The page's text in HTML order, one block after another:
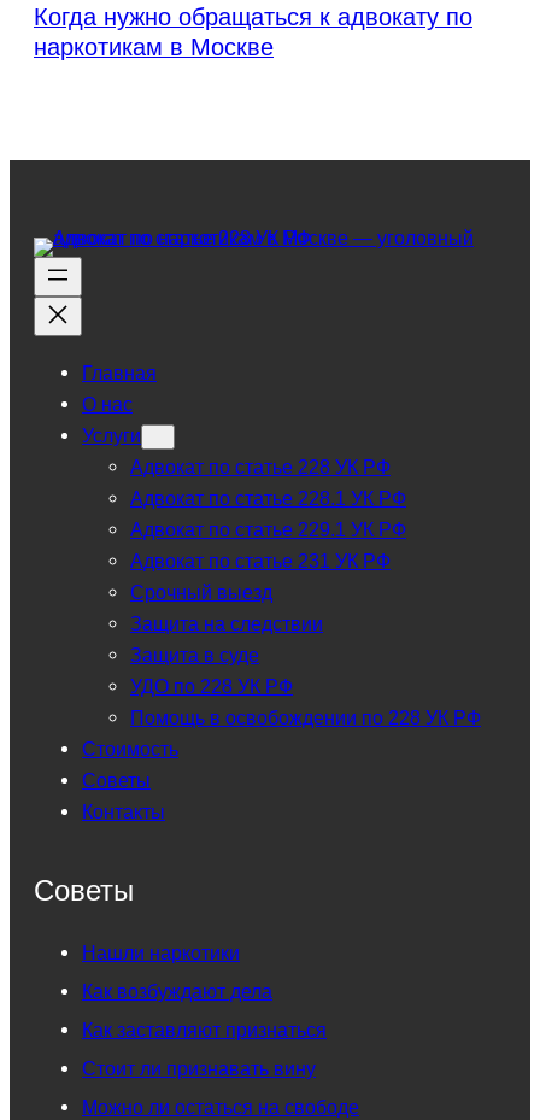
Когда нужно обращаться к адвокату по
наркотикам в Москве
Главная
О нас
Услуги
Адвокат по статье 228 УК РФ
Адвокат по статье 228.1 УК РФ
Адвокат по статье 229.1 УК РФ
Адвокат по статье 231 УК РФ
Срочный выезд
Защита на следствии
Защита в суде
УДО по 228 УК РФ
Помощь в освобождении по 228 УК РФ
Стоимость
Советы
Контакты
Советы
Нашли наркотики
Как возбуждают дела
Как заставляют признаться
Стоит ли признавать вину
Можно ли остаться на свободе